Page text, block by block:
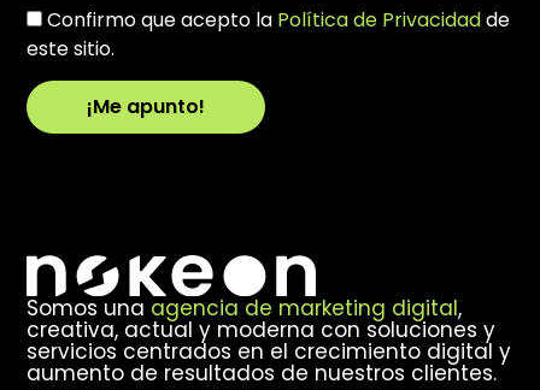
Confirmo que acepto la Política de Privacidadde
este sitio.
¡Me apunto!
Somos una agencia de marketing digital,
creativa, actual y moderna con soluciones y
servicios centrados en el crecimiento digital y
aumento de resultados de nuestros clientes.